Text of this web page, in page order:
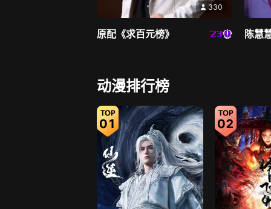
330
原配《求百元榜》 陈慧
6919
动漫排行榜
01 02